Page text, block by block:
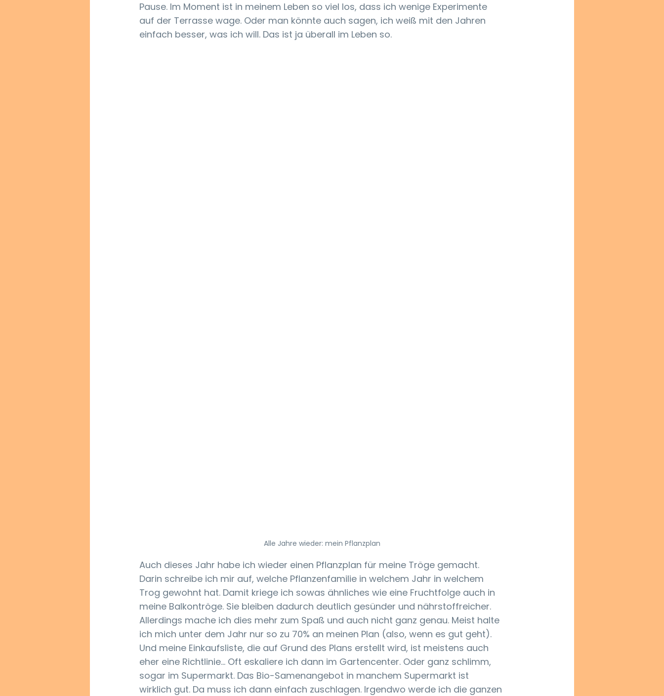
Pause. Im Moment ist in meinem Leben so viel los, dass ich wenige Experimente
auf der Terrasse wage. Oder man könnte auch sagen, ich weiß mit den Jahren
einfach besser, was ich will. Das ist ja überall im Leben so.
Alle Jahre wieder: mein Pflanzplan
Auch dieses Jahr habe ich wieder einen Pflanzplan für meine Tröge gemacht.
Darin schreibe ich mir auf, welche Pflanzenfamilie in welchem Jahr in welchem
Trog gewohnt hat. Damit kriege ich sowas ähnliches wie eine Fruchtfolge auch in
meine Balkontröge. Sie bleiben dadurch deutlich gesünder und nährstoffreicher.
Allerdings mache ich dies mehr zum Spaß und auch nicht ganz genau. Meist halte
ich mich unter dem Jahr nur so zu 70% an meinen Plan (also, wenn es gut geht).
Und meine Einkaufsliste, die auf Grund des Plans erstellt wird, ist meistens auch
eher eine Richtlinie... Oft eskaliere ich dann im Gartencenter. Oder ganz schlimm,
sogar im Supermarkt. Das Bio-Samenangebot in manchem Supermarkt ist
wirklich gut. Da muss ich dann einfach zuschlagen. Irgendwo werde ich die ganzen